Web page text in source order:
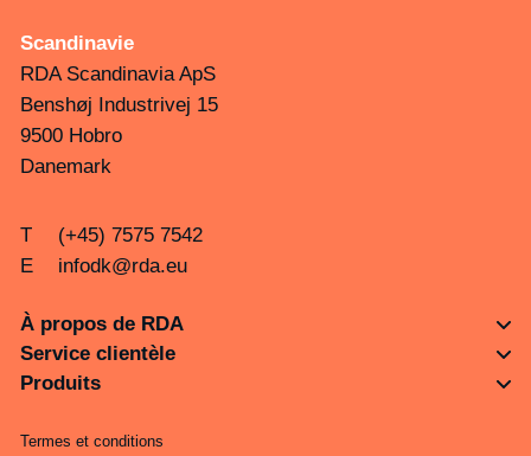
Scandinavie
RDA Scandinavia ApS
Benshøj Industrivej 15
9500 Hobro
Danemark
T
(+45) 7575 7542
E
infodk@rda.eu
À propos de RDA
Service clientèle
Produits
Termes et conditions